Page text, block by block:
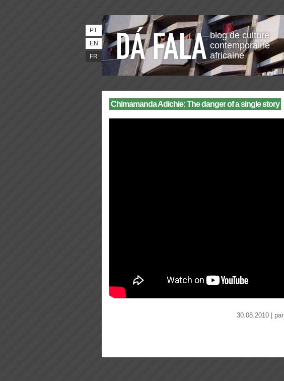
blog de culture
contemporaine
africaine
PT
EN
FR
Chimamanda Adichie: The danger of a single story
30.08.2010 | par